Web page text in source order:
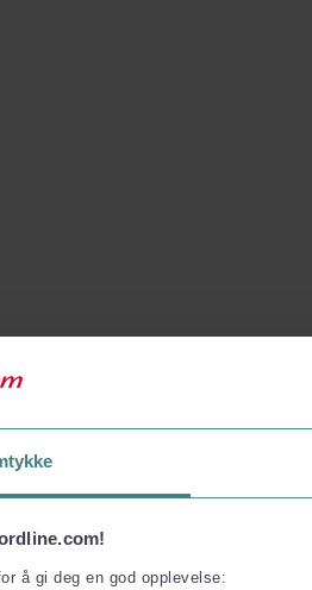
å gi deg en god opplevelse: